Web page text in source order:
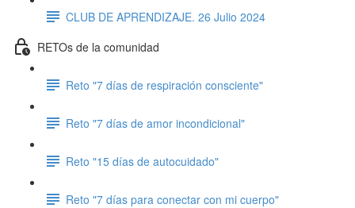
CLUB DE APRENDIZAJE. 26 Julio 2024
RETOs de la comunidad
Reto "7 días de respiración consciente"
Reto "7 días de amor incondicional"
Reto "15 días de autocuidado"
Reto "7 días para conectar con mi cuerpo"